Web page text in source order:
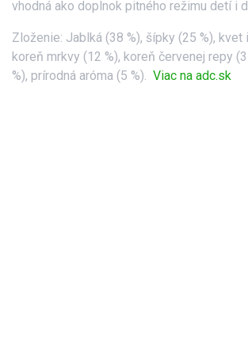
vhodná ako doplnok pitného režimu detí i
Zloženie: Jablká (38 %), šípky (25 %), kvet
koreň mrkvy (12 %), koreň červenej repy
%), prírodná aróma (5 %). Viac na adc.sk